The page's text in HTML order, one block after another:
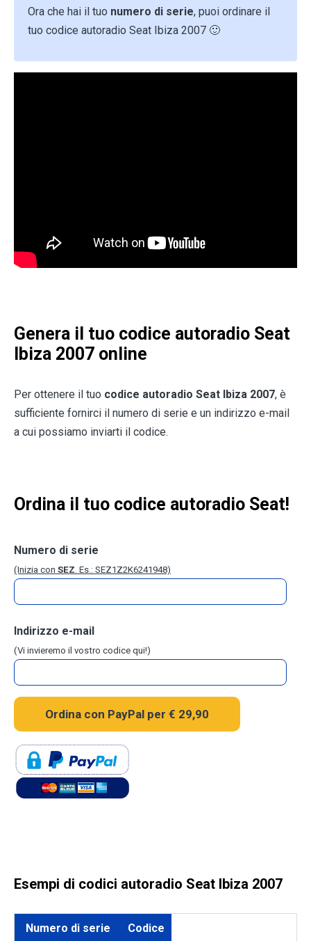
Ora che hai il tuo numero di serie, puoi ordinare il
tuo codice autoradio Seat Ibiza 2007 🙂
Genera il tuo codice autoradio Seat
Ibiza 2007 online
Per ottenere il tuo codice autoradio Seat Ibiza 2007, è
sufficiente fornirci il numero di serie e un indirizzo e-mail
a cui possiamo inviarti il codice.
Ordina il tuo codice autoradio Seat!
Numero di serie
(Inizia con SEZ. Es.: SEZ1Z2K6241948)
Indirizzo e-mail
(Vi invieremo il vostro codice qui!)
Esempi di codici autoradio Seat Ibiza 2007
Numero di serie Codice